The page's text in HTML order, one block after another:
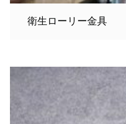
衛生ローリー金具